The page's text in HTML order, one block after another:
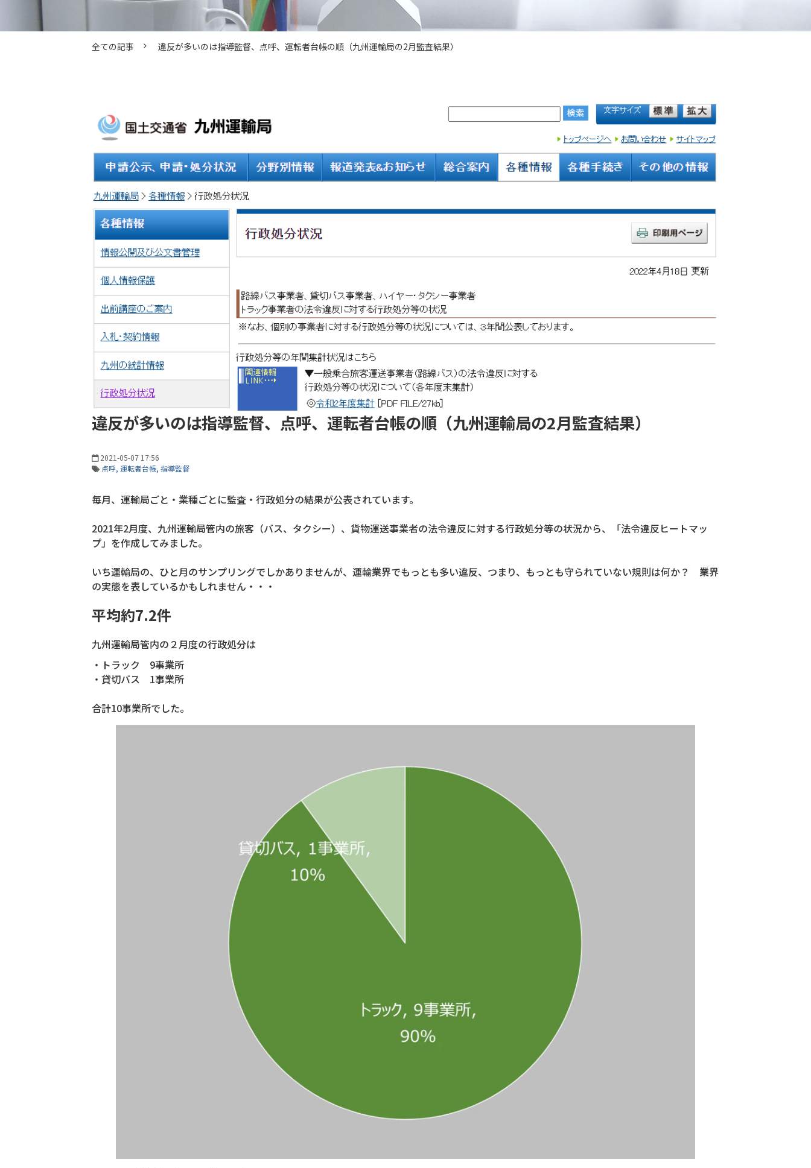
全ての記事 違反が多いのは指導監督、点呼、運転者台帳の順（九州運輸局の2月監査結果）
違反が多いのは指導監督、点呼、運転者台帳の順（九州運輸局の2月監査結果）
2021-05-07 17:56
点呼 運転者台帳 指導監督
毎月、運輸局ごと・業種ごとに監査・行政処分の結果が公表されています。
2021年2月度、九州運輸局管内の旅客（バス、タクシー）、貨物運送事業者の法令違反に対する行政処分等の状況から、「法令違反ヒートマッ
プ」を作成してみました。
いち運輸局の、ひと月のサンプリングでしかありませんが、運輸業界でもっとも多い違反、つまり、もっとも守られていない規則は何か？ 業界
の実態を表しているかもしれません・・・
平均約7.2件
九州運輸局管内の２月度の行政処分は
・トラック 9事業所
・貸切バス 1事業所
合計10事業所でした。